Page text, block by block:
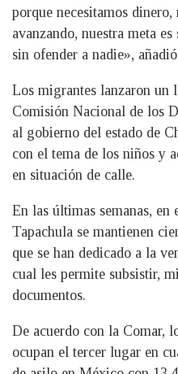
porque necesitamos
avanzando, nuestra meta
sin ofender a nadie»,
Los migrantes lanzaron un
Comisión Nacional de los
al gobierno del estado de
con el tema de los niños y
en situación de calle.
En las últimas semanas, en
Tapachula se mantienen
que se han dedicado a la
cual les permite subsistir,
documentos.
De acuerdo con la Comar,
ocupan el tercer lugar en